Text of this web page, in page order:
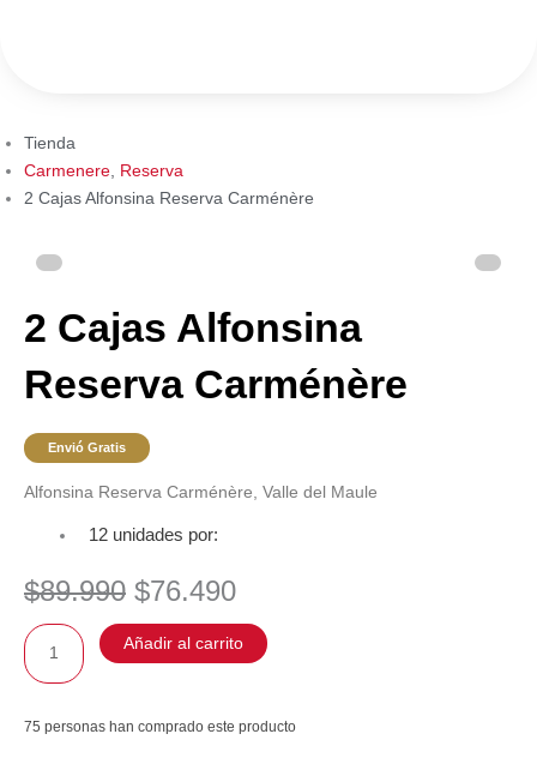
Tienda
Carmenere Reserva
2 Cajas Alfonsina Reserva Carménère
2 Cajas Alfonsina
Reserva Carménère
Envió Gratis
Alfonsina Reserva Carménère, Valle del Maule
12 unidades por:
$89.990 El
precio
original
era:
$76.490precio
actual
es:
2
Cajas
Alfonsina
Añadir al carrito
75 personas han comprado este producto